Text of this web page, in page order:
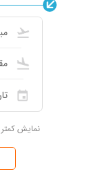
نمایش